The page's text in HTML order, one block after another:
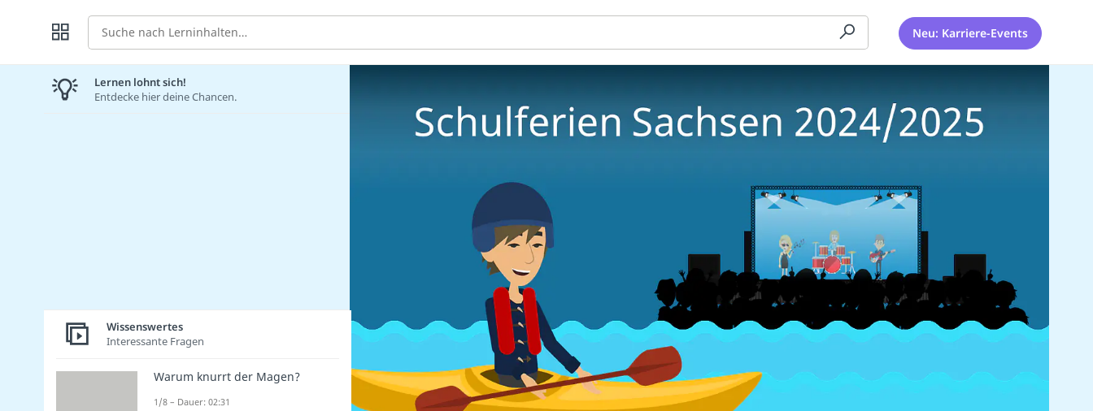
Suche Neu: Karriere-Events
Lernen lohnt sich!
Entdecke hier deine Chancen.
Wissenswertes
Interessante Fragen
Warum knurrt der Magen?
1/8 – Dauer: 02:31